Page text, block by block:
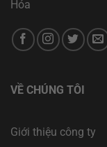
Hóa
VỀ CHÚNG TÔI
Giới thiệu công ty